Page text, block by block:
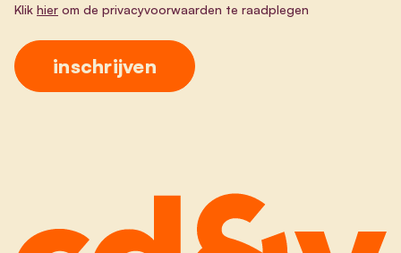
Klik hier om de privacyvoorwaarden te raadplegen